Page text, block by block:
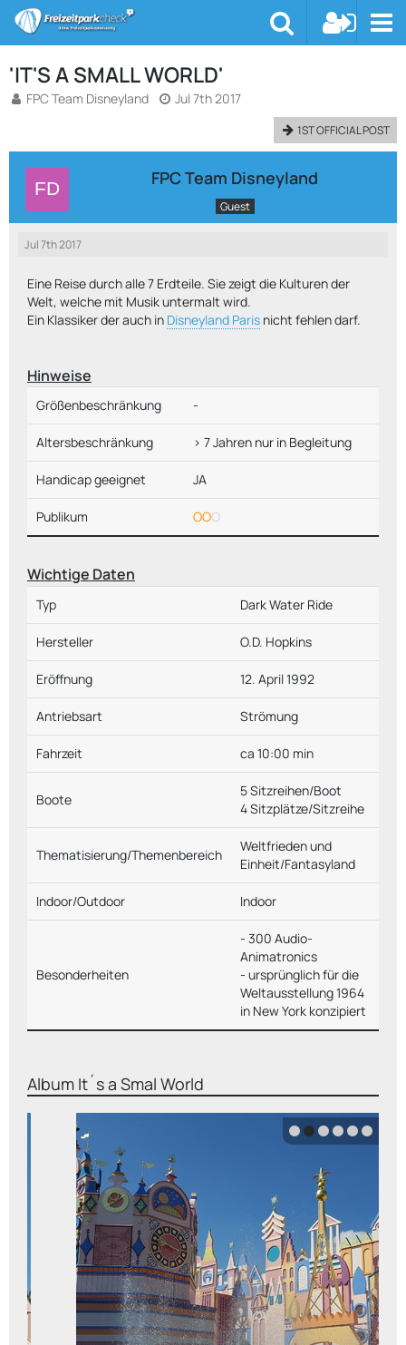
'IT'S A SMALL WORLD'
FPC Team Disneyland Jul 7th 2017
1ST OFFICIAL POST
FPC Team Disneyland
Guest
Jul 7th 2017
Eine Reise durch alle 7 Erdteile. Sie zeigt die Kulturen der
Welt, welche mit Musik untermalt wird.
Ein Klassiker der auch in Disneyland Paris nicht fehlen darf.
Hinweise
Größenbeschränkung -
Altersbeschränkung > 7 Jahren nur in Begleitung
Handicap geeignet JA
Publikum OOO
Wichtige Daten
Typ Dark Water Ride
Hersteller O.D. Hopkins
Eröffnung 12. April 1992
Antriebsart Strömung
Fahrzeit ca 10:00 min
Boote
5 Sitzreihen/Boot
4 Sitzplätze/Sitzreihe
Thematisierung/Themenbereich
Weltfrieden und
Einheit/Fantasyland
Indoor/Outdoor Indoor
Besonderheiten
- 300 Audio-
Animatronics
- ursprünglich für die
Weltausstellung 1964
in New York konzipiert
Album It´s a Smal World